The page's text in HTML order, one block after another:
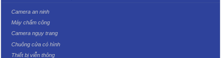
Camera an ninh
Máy chấm công
Camera ngụy trang
Chuông cửa có hình
Thiết bị viễn thông